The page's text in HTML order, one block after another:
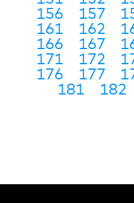
156
157
161
162
166
167
171
172
176
177
181
182